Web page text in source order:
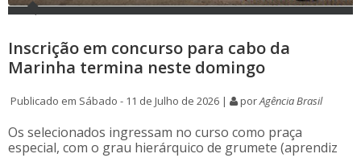
Inscrição em concurso para cabo da
Marinha termina neste domingo
Publicado em Sábado - 11 de Julho de 2026 | porAgência Brasil
Os selecionados ingressam no curso como praça
especial, com o grau hierárquico de grumete (aprendiz